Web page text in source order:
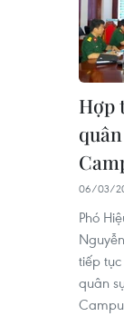
Hợp
06/03/
Phó
tiếp
quân